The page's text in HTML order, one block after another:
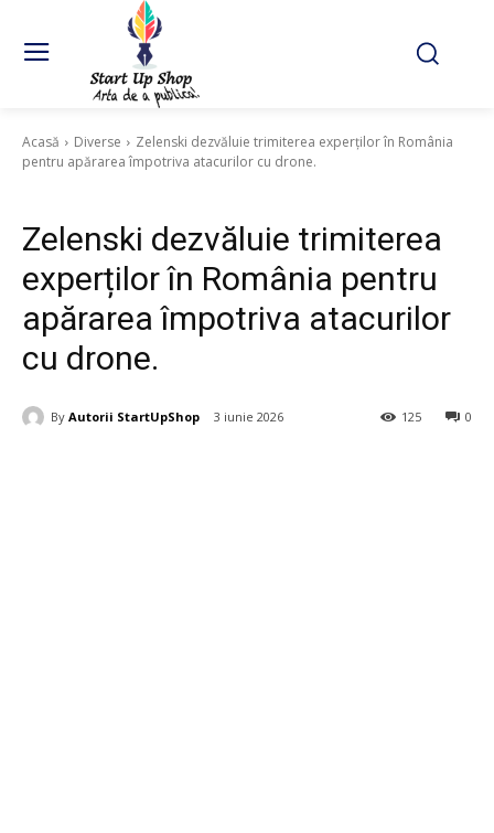
Acasă Diverse
Zelenski dezvăluie trimiterea experților în România
pentru apărarea împotriva atacurilor cu drone.
Zelenski dezvăluie trimiterea
experților în România pentru
apărarea împotriva atacurilor
cu drone.
By Autorii StartUpShop 3 iunie 2026 0
125